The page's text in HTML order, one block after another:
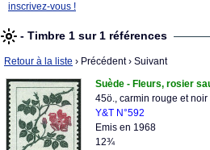
inscrivez-vous !
- Timbre 1 sur 1 références
Retour à la liste › Précédent› Suivant
Suède - Fleurs, rosier
45ö., carmin rouge et noir
Y&T N°592
Emis en 1968
12¾